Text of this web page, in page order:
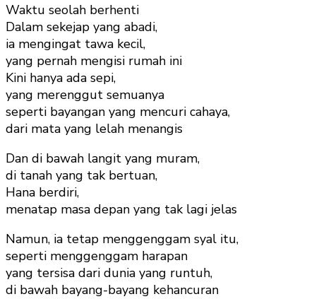
Waktu seolah berhenti
Dalam sekejap yang abadi,
ia mengingat tawa kecil,
yang pernah mengisi rumah ini
Kini hanya ada sepi,
yang merenggut semuanya
seperti bayangan yang mencuri cahaya,
dari mata yang lelah menangis
Dan di bawah langit yang muram,
di tanah yang tak bertuan,
Hana berdiri,
menatap masa depan yang tak lagi jelas
Namun, ia tetap menggenggam syal itu,
seperti menggenggam harapan
yang tersisa dari dunia yang runtuh,
di bawah bayang-bayang kehancuran